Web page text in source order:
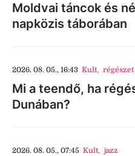
Moldvai táncok és
napközis táborában
2026. 08. 05., 16:43 Kult, régészet
Mi a teendő, ha
Dunában?
2026. 08. 05., 07:45 Kult, jazz